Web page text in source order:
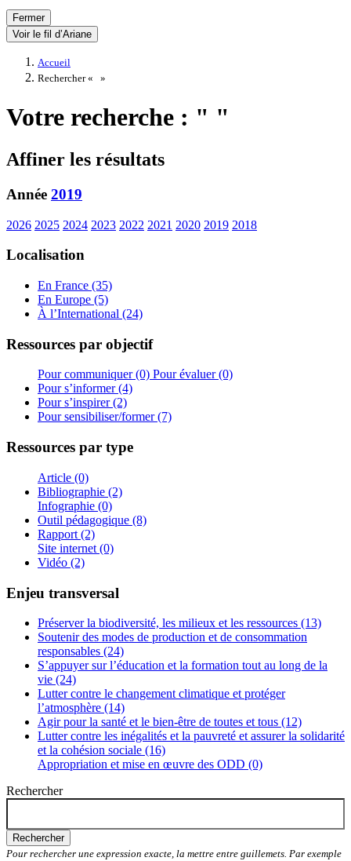
Fermer
Voir le fil d’Ariane
Accueil
Rechercher «
»
Votre recherche : " "
Affiner les résultats
Année 2019
2026 2025 2024 2023 2022 2021 2020 2019 2018
Localisation
En France (35)
En Europe (5)
À l’International (24)
Ressources par objectif
Pour communiquer (0) Pour évaluer (0)
Pour s’informer (4)
Pour s’inspirer (2)
Pour sensibiliser/former (7)
Ressources par type
Article (0)
Bibliographie (2)
Infographie (0)
Outil pédagogique (8)
Rapport (2)
Site internet (0)
Vidéo (2)
Enjeu transversal
Préserver la biodiversité, les milieux et les ressources (13)
Soutenir des modes de production et de consommation
responsables (24)
S’appuyer sur l’éducation et la formation tout au long de la
vie (24)
Lutter contre le changement climatique et protéger
l’atmosphère (14)
Agir pour la santé et le bien-être de toutes et tous (12)
Lutter contre les inégalités et la pauvreté et assurer la solidarité
et la cohésion sociale (16)
Appropriation et mise en œuvre des ODD (0)
Rechercher
Rechercher
Pour rechercher une expression exacte, la mettre entre guillemets. Par exemple